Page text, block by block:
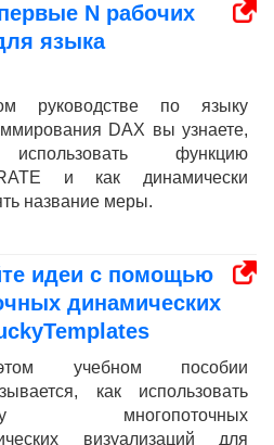
N рабочих
языка
руководстве по языку
DAX вы узнаете,
функцию
и как динамически
название меры.
идеи с помощью
динамических
учебном пособии
как использовать
многопоточных
визуализаций для